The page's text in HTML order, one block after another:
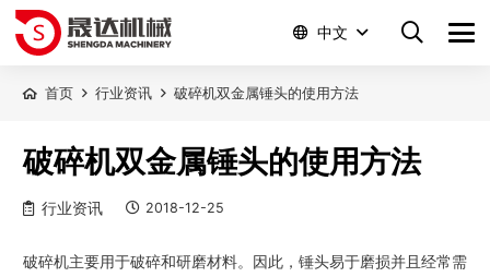
中文
首页 行业资讯 破碎机双金属锤头的使用方法
破碎机双金属锤头的使用方法
行业资讯 2018-12-25
破碎机主要用于破碎和研磨材料。因此，锤头易于磨损并且经常需